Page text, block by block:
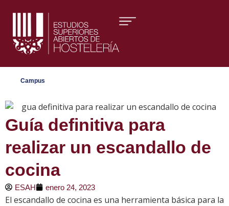
Campus
Guía definitiva para
realizar un escandallo de
cocina
ESAH enero 24, 2023
El escandallo de cocina es una herramienta básica para la